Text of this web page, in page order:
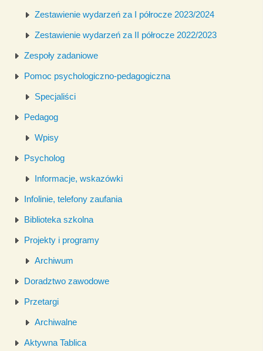
Zestawienie wydarzeń za I półrocze 2023/2024
Zestawienie wydarzeń za II półrocze 2022/2023
Zespoły zadaniowe
Pomoc psychologiczno-pedagogiczna
Specjaliści
Pedagog
Wpisy
Psycholog
Informacje, wskazówki
Infolinie, telefony zaufania
Biblioteka szkolna
Projekty i programy
Archiwum
Doradztwo zawodowe
Przetargi
Archiwalne
Aktywna Tablica